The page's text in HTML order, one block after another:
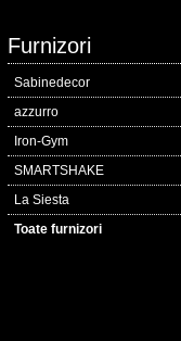
Furnizori
Sabinedecor
azzurro
Iron-Gym
SMARTSHAKE
La Siesta
Toate furnizori